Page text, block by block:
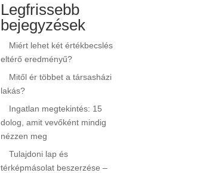
Legfrissebb
bejegyzések
Miért lehet két értékbecslés
eltérő eredményű?
Mitől ér többet a társasházi
lakás?
Ingatlan megtekintés: 15
dolog, amit vevőként mindig
nézzen meg
Tulajdoni lap és
térképmásolat beszerzése –